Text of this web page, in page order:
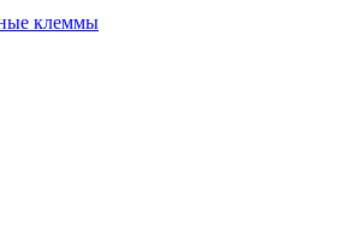
клеммы